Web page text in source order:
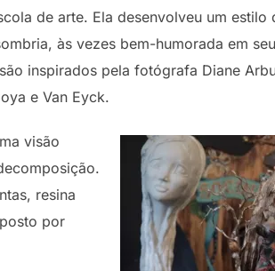
de arte. Ela desenvolveu um estilo
às vezes bem-humorada em
inspirados pela fotógrafa Diane
e Van Eyck.
visão
resina
por